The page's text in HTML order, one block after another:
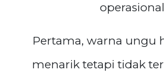
Pertama, warna ungu
menarik tetapi tidak